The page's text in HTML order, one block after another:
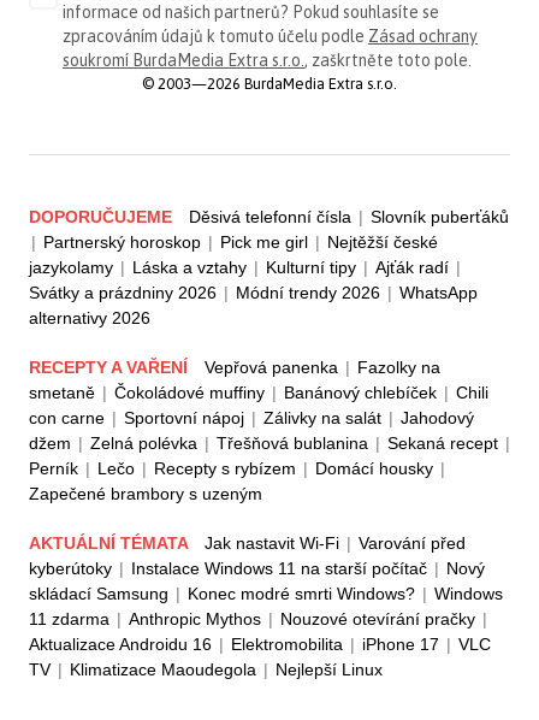
informace od našich partnerů? Pokud souhlasíte se
zpracováním údajů k tomuto účelu podle Zásad ochrany
soukromí BurdaMedia Extra s.r.o. , zaškrtněte toto pole.
© 2003—2026 BurdaMedia Extra s.r.o.
DOPORUČUJEME Děsivá telefonní čísla | Slovník puberťáků
| Partnerský horoskop | Pick me girl | Nejtěžší české
jazykolamy | Láska a vztahy | Kulturní tipy | Ajťák radí |
Svátky a prázdniny 2026 | Módní trendy 2026 | WhatsApp
alternativy 2026
RECEPTY A VAŘENÍ Vepřová panenka | Fazolky na
smetaně | Čokoládové muffiny | Banánový chlebíček | Chili
con carne | Sportovní nápoj | Zálivky na salát | Jahodový
džem | Zelná polévka | Třešňová bublanina | Sekaná recept |
Perník | Lečo | Recepty s rybízem | Domácí housky |
Zapečené brambory s uzeným
AKTUÁLNÍ TÉMATA Jak nastavit Wi-Fi | Varování před
kyberútoky | Instalace Windows 11 na starší počítač | Nový
skládací Samsung | Konec modré smrti Windows? | Windows
11 zdarma | Anthropic Mythos | Nouzové otevírání pračky |
Aktualizace Androidu 16 | Elektromobilita | iPhone 17 | VLC
TV | Klimatizace Maoudegola | Nejlepší Linux